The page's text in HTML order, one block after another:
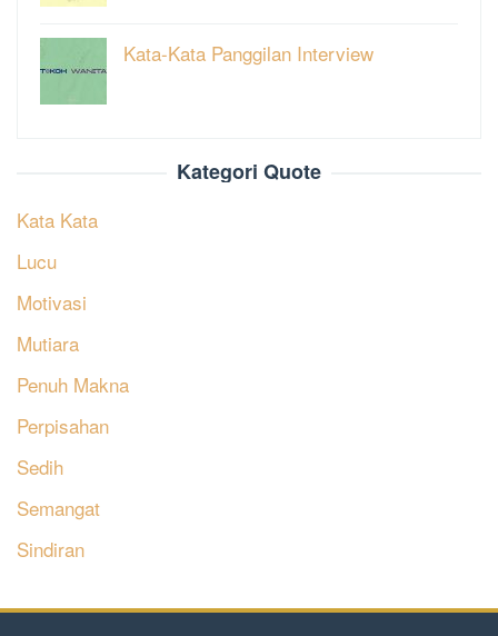
Kata-Kata Panggilan Interview
Kategori Quote
Kata Kata
Lucu
Motivasi
Mutiara
Penuh Makna
Perpisahan
Sedih
Semangat
Sindiran